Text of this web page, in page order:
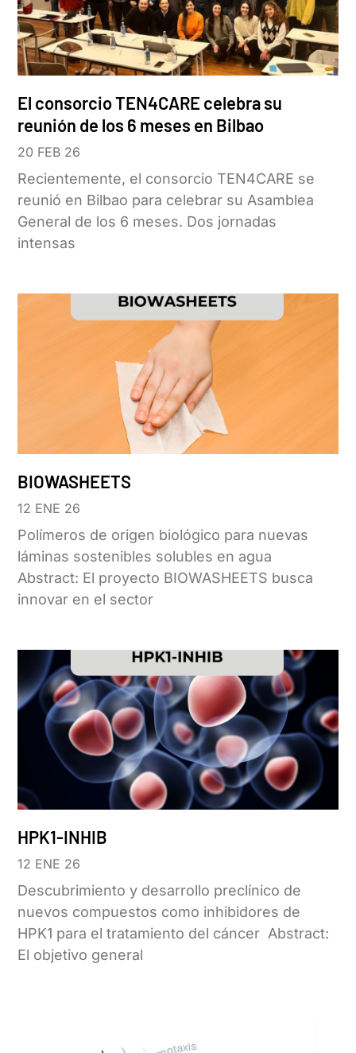
El consorcio TEN4CARE celebra su
reunión de los 6 meses en Bilbao
20 FEB 26
Recientemente, el consorcio TEN4CARE se
reunió en Bilbao para celebrar su Asamblea
General de los 6 meses. Dos jornadas
intensas
BIOWASHEETS
12 ENE 26
Polímeros de origen biológico para nuevas
láminas sostenibles solubles en agua
Abstract: El proyecto BIOWASHEETS busca
innovar en el sector
HPK1-INHIB
12 ENE 26
Descubrimiento y desarrollo preclínico de
nuevos compuestos como inhibidores de
HPK1 para el tratamiento del cáncer Abstract:
El objetivo general